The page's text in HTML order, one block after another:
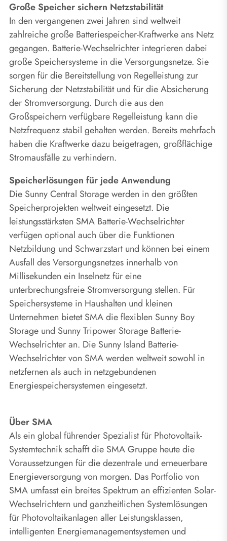
Große Speicher sichern Netzstabilität
In den vergangenen zwei Jahren sind weltweit
zahlreiche große Batteriespeicher-Kraftwerke ans Netz
gegangen. Batterie-Wechselrichter integrieren dabei
große Speichersysteme in die Versorgungsnetze. Sie
sorgen für die Bereitstellung von Regelleistung zur
Sicherung der Netzstabilität und für die Absicherung
der Stromversorgung. Durch die aus den
Großspeichern verfügbare Regelleistung kann die
Netzfrequenz stabil gehalten werden. Bereits mehrfach
haben die Kraftwerke dazu beigetragen, großflächige
Stromausfälle zu verhindern.
Speicherlösungen für jede Anwendung
Die Sunny Central Storage werden in den größten
Speicherprojekten weltweit eingesetzt. Die
leistungsstärksten SMA Batterie-Wechselrichter
verfügen optional auch über die Funktionen
Netzbildung und Schwarzstart und können bei einem
Ausfall des Versorgungsnetzes innerhalb von
Millisekunden ein Inselnetz für eine
unterbrechungsfreie Stromversorgung stellen. Für
Speichersysteme in Haushalten und kleinen
Unternehmen bietet SMA die flexiblen Sunny Boy
Storage und Sunny Tripower Storage Batterie-
Wechselrichter an. Die Sunny Island Batterie-
Wechselrichter von SMA werden weltweit sowohl in
netzfernen als auch in netzgebundenen
Energiespeichersystemen eingesetzt.
Über SMA
Als ein global führender Spezialist für Photovoltaik-
Systemtechnik schafft die SMA Gruppe heute die
Voraussetzungen für die dezentrale und erneuerbare
Energieversorgung von morgen. Das Portfolio von
SMA umfasst ein breites Spektrum an effizienten Solar-
Wechselrichtern und ganzheitlichen Systemlösungen
für Photovoltaikanlagen aller Leistungsklassen,
intelligenten Energiemanagementsystemen und